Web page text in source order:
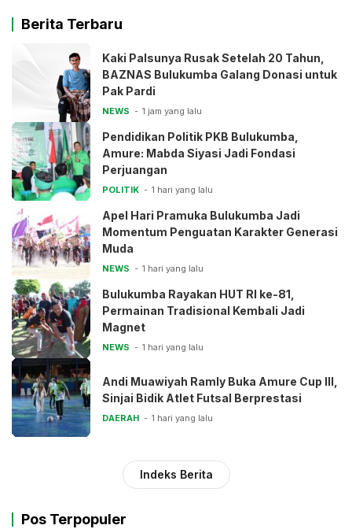
Berita Terbaru
Kaki Palsunya Rusak Setelah 20 Tahun,
BAZNAS Bulukumba Galang Donasi untuk
Pak Pardi
NEWS 1 jam yang lalu
Pendidikan Politik PKB Bulukumba,
Amure: Mabda Siyasi Jadi Fondasi
Perjuangan
POLITIK 1 hari yang lalu
Apel Hari Pramuka Bulukumba Jadi
Momentum Penguatan Karakter Generasi
Muda
NEWS 1 hari yang lalu
Bulukumba Rayakan HUT RI ke-81,
Permainan Tradisional Kembali Jadi
Magnet
NEWS 1 hari yang lalu
Andi Muawiyah Ramly Buka Amure Cup III,
Sinjai Bidik Atlet Futsal Berprestasi
DAERAH 1 hari yang lalu
Indeks Berita
Pos Terpopuler